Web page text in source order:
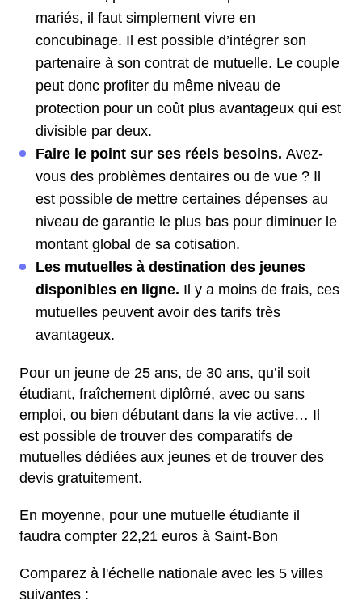
mariés, il faut simplement vivre en
concubinage. Il est possible d’intégrer son
partenaire à son contrat de mutuelle. Le couple
peut donc profiter du même niveau de
protection pour un coût plus avantageux qui est
divisible par deux.
Faire le point sur ses réels besoins. Avez-
vous des problèmes dentaires ou de vue ? Il
est possible de mettre certaines dépenses au
niveau de garantie le plus bas pour diminuer le
montant global de sa cotisation.
Les mutuelles à destination des jeunes
disponibles en ligne. Il y a moins de frais, ces
mutuelles peuvent avoir des tarifs très
avantageux.
Pour un jeune de 25 ans, de 30 ans, qu’il soit
étudiant, fraîchement diplômé, avec ou sans
emploi, ou bien débutant dans la vie active… Il
est possible de trouver des comparatifs de
mutuelles dédiées aux jeunes et de trouver des
devis gratuitement.
En moyenne, pour une mutuelle étudiante il
faudra compter 22,21 euros à Saint-Bon
Comparez à l'échelle nationale avec les 5 villes
suivantes :